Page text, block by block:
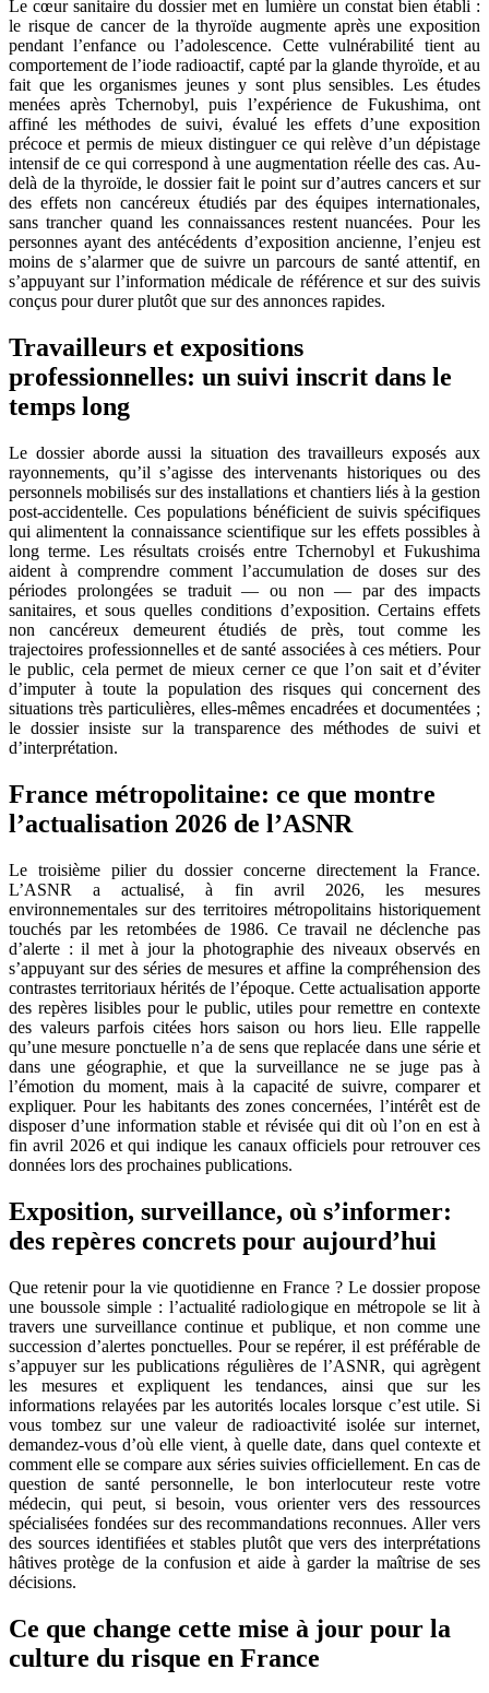
Le cœur sanitaire du dossier met en lumière un constat bien établi :
le risque de cancer de la thyroïde augmente après une exposition
pendant l’enfance ou l’adolescence. Cette vulnérabilité tient au
comportement de l’iode radioactif, capté par la glande thyroïde, et au
fait que les organismes jeunes y sont plus sensibles. Les études
menées après Tchernobyl, puis l’expérience de Fukushima, ont
affiné les méthodes de suivi, évalué les effets d’une exposition
précoce et permis de mieux distinguer ce qui relève d’un dépistage
intensif de ce qui correspond à une augmentation réelle des cas. Au-
delà de la thyroïde, le dossier fait le point sur d’autres cancers et sur
des effets non cancéreux étudiés par des équipes internationales,
sans trancher quand les connaissances restent nuancées. Pour les
personnes ayant des antécédents d’exposition ancienne, l’enjeu est
moins de s’alarmer que de suivre un parcours de santé attentif, en
s’appuyant sur l’information médicale de référence et sur des suivis
conçus pour durer plutôt que sur des annonces rapides.
Travailleurs et expositions
professionnelles: un suivi inscrit dans le
temps long
Le dossier aborde aussi la situation des travailleurs exposés aux
rayonnements, qu’il s’agisse des intervenants historiques ou des
personnels mobilisés sur des installations et chantiers liés à la gestion
post-accidentelle. Ces populations bénéficient de suivis spécifiques
qui alimentent la connaissance scientifique sur les effets possibles à
long terme. Les résultats croisés entre Tchernobyl et Fukushima
aident à comprendre comment l’accumulation de doses sur des
périodes prolongées se traduit — ou non — par des impacts
sanitaires, et sous quelles conditions d’exposition. Certains effets
non cancéreux demeurent étudiés de près, tout comme les
trajectoires professionnelles et de santé associées à ces métiers. Pour
le public, cela permet de mieux cerner ce que l’on sait et d’éviter
d’imputer à toute la population des risques qui concernent des
situations très particulières, elles-mêmes encadrées et documentées ;
le dossier insiste sur la transparence des méthodes de suivi et
d’interprétation.
France métropolitaine: ce que montre
l’actualisation 2026 de l’ASNR
Le troisième pilier du dossier concerne directement la France.
L’ASNR a actualisé, à fin avril 2026, les mesures
environnementales sur des territoires métropolitains historiquement
touchés par les retombées de 1986. Ce travail ne déclenche pas
d’alerte : il met à jour la photographie des niveaux observés en
s’appuyant sur des séries de mesures et affine la compréhension des
contrastes territoriaux hérités de l’époque. Cette actualisation apporte
des repères lisibles pour le public, utiles pour remettre en contexte
des valeurs parfois citées hors saison ou hors lieu. Elle rappelle
qu’une mesure ponctuelle n’a de sens que replacée dans une série et
dans une géographie, et que la surveillance ne se juge pas à
l’émotion du moment, mais à la capacité de suivre, comparer et
expliquer. Pour les habitants des zones concernées, l’intérêt est de
disposer d’une information stable et révisée qui dit où l’on en est à
fin avril 2026 et qui indique les canaux officiels pour retrouver ces
données lors des prochaines publications.
Exposition, surveillance, où s’informer:
des repères concrets pour aujourd’hui
Que retenir pour la vie quotidienne en France ? Le dossier propose
une boussole simple : l’actualité radiologique en métropole se lit à
travers une surveillance continue et publique, et non comme une
succession d’alertes ponctuelles. Pour se repérer, il est préférable de
s’appuyer sur les publications régulières de l’ASNR, qui agrègent
les mesures et expliquent les tendances, ainsi que sur les
informations relayées par les autorités locales lorsque c’est utile. Si
vous tombez sur une valeur de radioactivité isolée sur internet,
demandez-vous d’où elle vient, à quelle date, dans quel contexte et
comment elle se compare aux séries suivies officiellement. En cas de
question de santé personnelle, le bon interlocuteur reste votre
médecin, qui peut, si besoin, vous orienter vers des ressources
spécialisées fondées sur des recommandations reconnues. Aller vers
des sources identifiées et stables plutôt que vers des interprétations
hâtives protège de la confusion et aide à garder la maîtrise de ses
décisions.
Ce que change cette mise à jour pour la
culture du risque en France